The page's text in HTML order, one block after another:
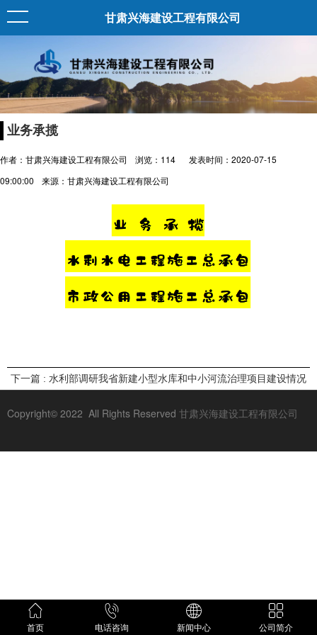
甘肃兴海建设工程有限公司
业务承揽
作者：甘肃兴海建设工程有限公司 浏览： 114
发表时间：2020-07-15
09:00:00
来源：甘肃兴海建设工程有限公司
下一篇 : 水利部调研我省新建小型水库和中小河流治理项目建设情况
Copyright© 2022 All Rights Reserved 甘肃兴海建设工程有限公司
首页 电话咨询 新闻中心 公司简介